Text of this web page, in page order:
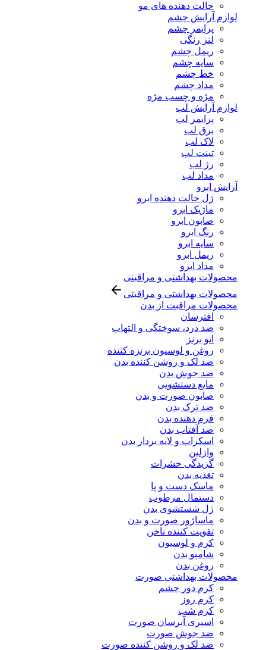
حالت دهنده های مو
لوازم آرایش چشم
پرایمر چشم
لنز رنگی
ریمل چشم
سایه چشم
خط چشم
مداد چشم
مژه و چسب مژه
لوازم آرایش لب
پرایمر لب
برق لب
لاک لب
تینت لب
رژ لب
مداد لب
آرایش ابرو
ژل حالت دهنده ابرو
ماژیک ابرو
صابون ابرو
رنگ ابرو
سایه ابرو
ریمل ابرو
مداد ابرو
محصولات بهداشتی و مراقبتی
محصولات بهداشتی و مراقبتی
محصولات مراقبت از بدن
افترسان
ضد درد، سوختگی و التهاب
اتو برنز
روغن و لوسیون برنزه کننده
ضد لک و روشن کننده بدن
ضد جوش بدن
مایع دستشویی
صابون صورت و بدن
ضد ترک بدن
فرم دهنده بدن
ضد آفتاب بدن
اسکراب و لایه بردار بدن
وازلین
گزیدگی حشرات
تغذیه بدن
ماسک دست و پا
دستمال مرطوب
ژل شستشوی بدن
ماساژور صورت و بدن
تقویت کننده ناخن
کرم و لوسیون
شامپو بدن
روغن بدن
محصولات بهداشتی صورت
کرم دور چشم
کرم روز
کرم شب
اسپری آبرسان صورت
ضد جوش صورت
ضد لک و روشن کننده صورت